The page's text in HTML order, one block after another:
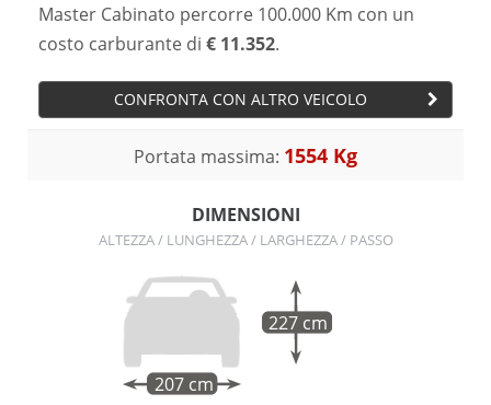
Master Cabinato percorre 100.000 Km con un
costo carburante di € 11.352.
CONFRONTA CON ALTRO VEICOLO
Portata massima: 1554 Kg
DIMENSIONI
ALTEZZA / LUNGHEZZA / LARGHEZZA / PASSO
207 cm
227 cm